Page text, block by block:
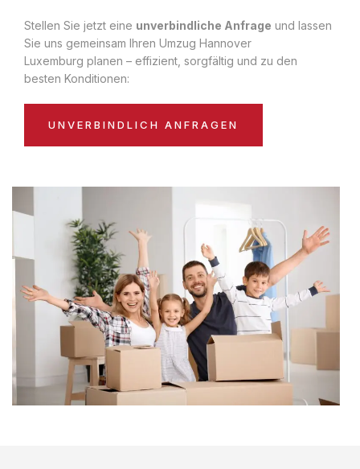
Stellen Sie jetzt eine unverbindliche Anfrage und lassen
Sie uns gemeinsam Ihren Umzug Hannover
Luxemburg planen – effizient, sorgfältig und zu den
besten Konditionen:
UNVERBINDLICH ANFRAGEN